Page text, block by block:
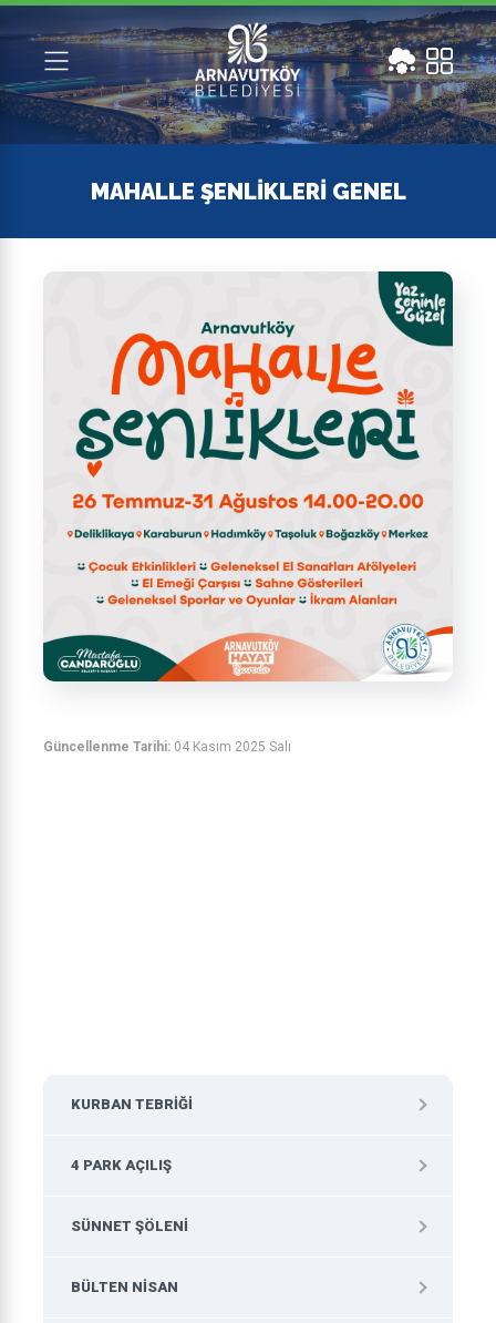
MAHALLE ŞENLIKLERI GENEL
Güncellenme Tarihi: 04 Kasım 2025 Salı
KURBAN TEBRIĞI
4 PARK AÇILIŞ
SÜNNET ŞÖLENI
BÜLTEN NISAN